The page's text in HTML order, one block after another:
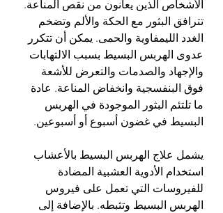
الأشخاص الذين يعانون من نقص المناعة.
تترافق البثور مع الحكة والألم وتضخم
الغدد الليمفاوية والحمى. يمكن أن تتكرر
عدوى الهربس البسيط بسبب الالتهابات
والإجهاد والصدمات والتعرض للأشعة
فوق البنفسجية وانخفاض المناعة. عادة
ما تلتئم البثور الموجودة في الهربس
البسيط في غضون أسبوع أو أسبوعين.
يشمل علاج الهربس البسيط بالأعشاب
استخدام الأدوية العشبية المضادة
للفيروسات التي تعمل على فيروس
الهربس البسيط وتثبطه. بالإضافة إلى